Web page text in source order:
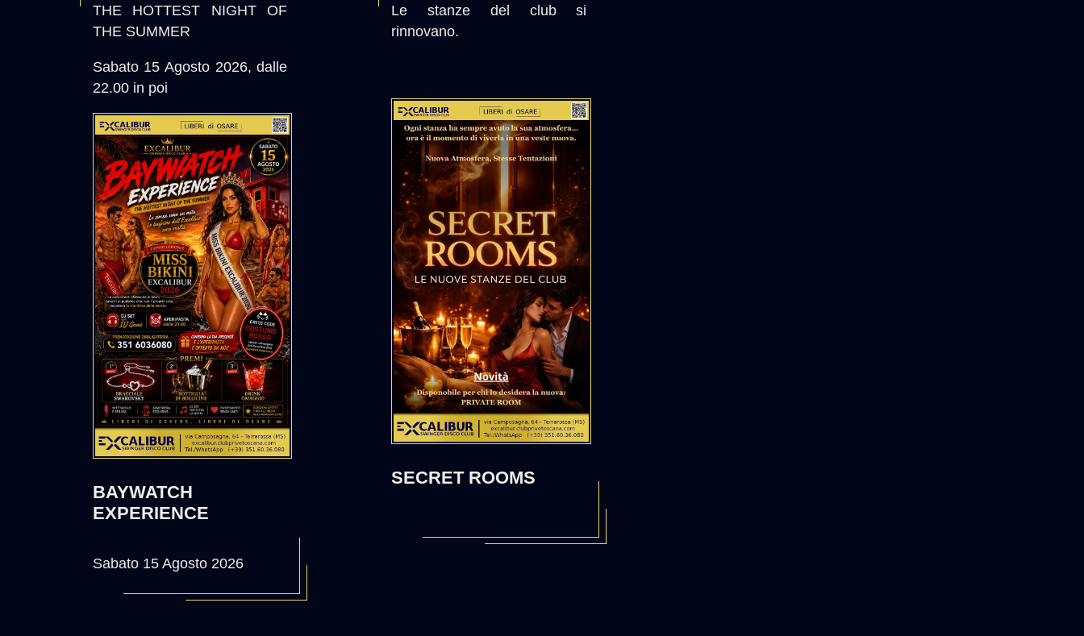
THE HOTTEST NIGHT OF
THE SUMMER
Sabato 15 Agosto 2026, dalle
22.00 in poi
BAYWATCH
EXPERIENCE
Sabato 15 Agosto 2026
Le stanze del club si
rinnovano.
SECRET ROOMS